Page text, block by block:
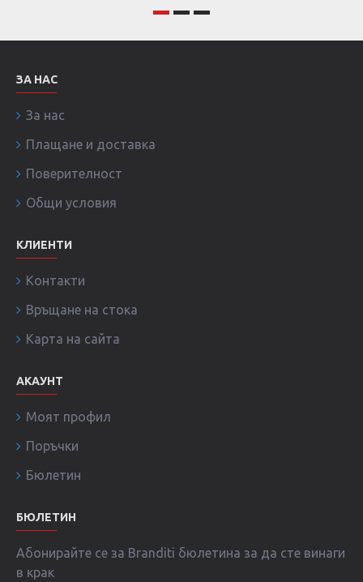
ЗА НАС
За нас
Плащане и доставка
Поверителност
Общи условия
КЛИЕНТИ
Контакти
Връщане на стока
Карта на сайта
АКАУНТ
Моят профил
Поръчки
Бюлетин
БЮЛЕТИН
Абонирайте се за Branditi бюлетина за да сте винаги
в крак